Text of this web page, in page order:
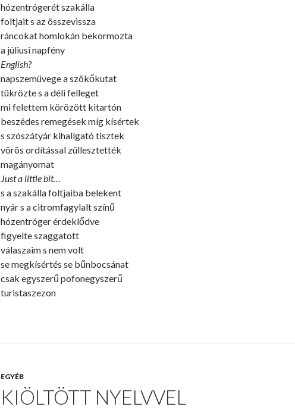
hózentrógerét szakálla
foltjait s az összevissza
ráncokat homlokán bekormozta
a júliusi napfény
English?
napszemüvege a szökőkutat
tükrözte s a déli felleget
mi felettem körözött kitartón
beszédes remegések míg kísértek
s szószátyár kihallgató tisztek
vörös ordítással züllesztették
magányomat
Just a little bit…
s a szakálla foltjaiba belekent
nyár s a citromfagylalt színű
hózentróger érdeklődve
figyelte szaggatott
válaszaim s nem volt
se megkísértés se bűnbocsánat
csak egyszerű pofonegyszerű
turistaszezon
EGYÉB
KIÖLTÖTT NYELVVEL